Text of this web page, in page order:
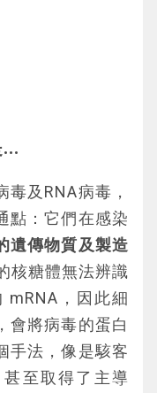
間的連接蛋白
、卡內獸36及
遊戲中的每張
以在遊戲中深入
戲還包含一些與
讓有興趣的玩家
毒蛋白的抗體
線的第二種抗
)會繼續擴散，
抗體，且量夠
在被抓住的位置
性結果。
成的疫苗。
化其毒性所製
物表面的有效
次單元疫苗，
有效抗原，來
微生物表面蛋白
來製造該蛋白質
及RNA病毒，
點：它們在感染
遺傳物質及製造
核糖體無法辨識
mRNA，因此細
會將病毒的蛋白
手法，像是駭客
至取得了主導